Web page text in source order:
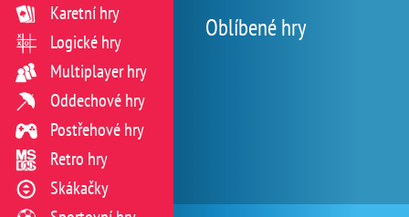
Oblíbené hry
Karetní hry
Logické hry
Multiplayer hry
Oddechové hry
Postřehové hry
Retro hry
Skákačky